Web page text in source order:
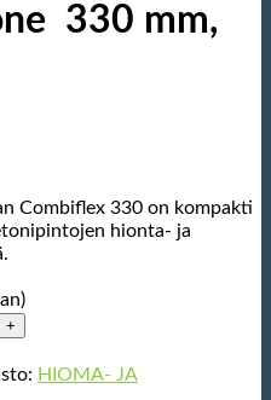
330 mm,
Combiflex 330 on kompakti
hionta- ja
HIOMA- JA